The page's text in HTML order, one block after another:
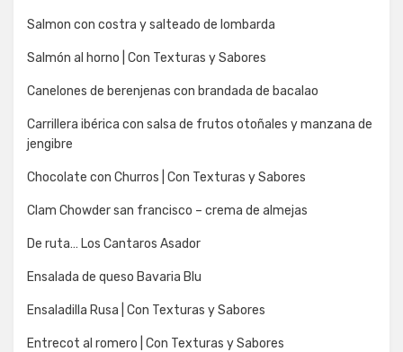
Salmon con costra y salteado de lombarda
Salmón al horno | Con Texturas y Sabores
Canelones de berenjenas con brandada de bacalao
Carrillera ibérica con salsa de frutos otoñales y manzana de
jengibre
Chocolate con Churros | Con Texturas y Sabores
Clam Chowder san francisco – crema de almejas
De ruta… Los Cantaros Asador
Ensalada de queso Bavaria Blu
Ensaladilla Rusa | Con Texturas y Sabores
Entrecot al romero | Con Texturas y Sabores